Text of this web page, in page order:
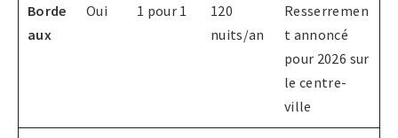
Borde
aux
Oui 1 pour 1
120
nuits/an
Resserremen
t annoncé
pour 2026 sur
le centre-
ville